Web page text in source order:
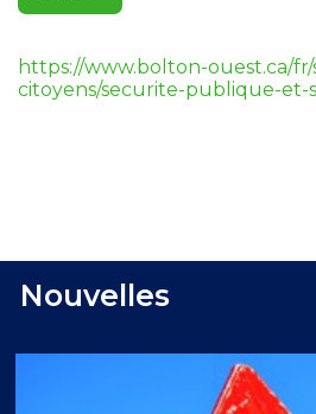
https://www.bolton-ouest.ca/fr/
citoyens/securite-publique-et-
Nouvelles